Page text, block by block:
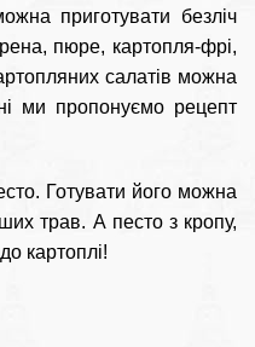
приготувати безліч
пюре, картопля-фрі,
салатів можна
ми пропонуємо рецепт
Готувати його можна
трав. А песто з кропу,
картоплі!